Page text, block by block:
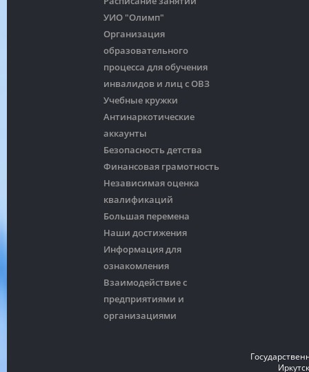
УИО "Олимп"
Организация
образовательного
процесса для обучения
инвалидов и лиц с ОВЗ
Учебные кружки
Антинаркотические
аккаунты
Безопасность детства
Финансовая грамотность
Независимая оценка
квалификаций
Большая перемена
Наши достижения
Информация для
ознакомления
Взаимодействие с
предприятиями и
организациями